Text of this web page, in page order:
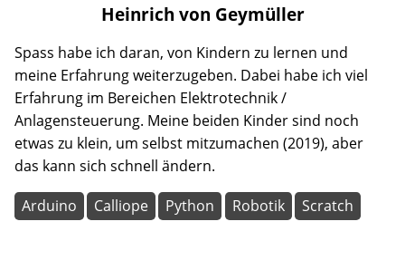
Heinrich von Geymüller
Spass habe ich daran, von Kindern zu lernen und
meine Erfahrung weiterzugeben. Dabei habe ich viel
Erfahrung im Bereichen Elektrotechnik /
Anlagensteuerung. Meine beiden Kinder sind noch
etwas zu klein, um selbst mitzumachen (2019), aber
das kann sich schnell ändern.
Arduino Calliope Python Robotik Scratch